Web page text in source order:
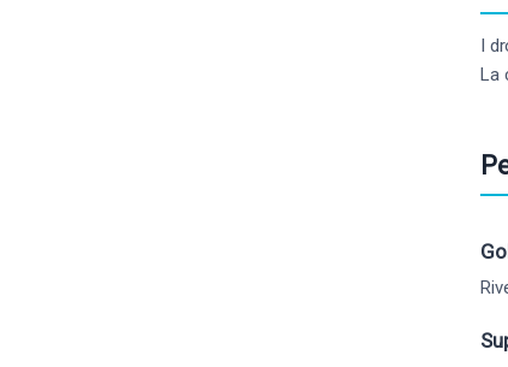
I
La